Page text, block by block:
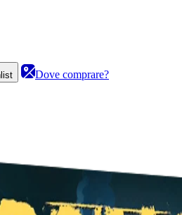
Dove comprare?